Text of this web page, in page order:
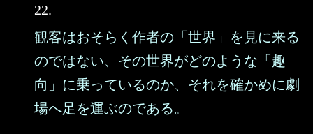
22.
観客はおそらく作者の「世界」を見に来る
のではない、その世界がどのような「趣
向」に乗っているのか、それを確かめに劇
場へ足を運ぶのである。